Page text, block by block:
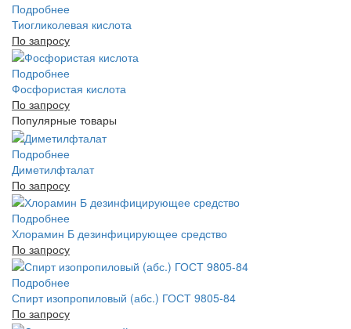
Подробнее
Тиогликолевая кислота
По запросу
Подробнее
Фосфористая кислота
По запросу
Популярные товары
Подробнее
Диметилфталат
По запросу
Подробнее
Хлорамин Б дезинфицирующее средство
По запросу
Подробнее
Спирт изопропиловый (абс.) ГОСТ 9805-84
По запросу